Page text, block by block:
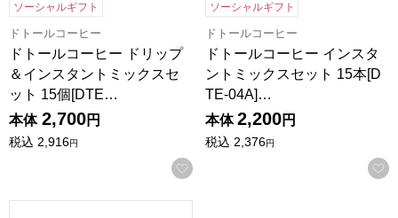
ソーシャルギフト
ドトールコーヒー
ドトールコーヒー ドリップ
＆インスタントミックスセ
ット 15個[DTE…
本体 2,700円
税込 2,916円
お気に入りに登録する
ソーシャルギフト
ドトールコーヒー
ドトールコーヒー インスタ
ントミックスセット 15本[D
TE-04A]…
本体 2,200円
税込 2,376円